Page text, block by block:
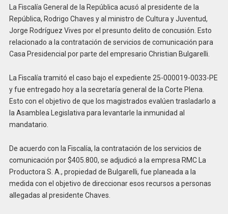
La Fiscalía General de la República acusó al presidente de la
República, Rodrigo Chaves y al ministro de Cultura y Juventud,
Jorge Rodríguez Vives por el presunto delito de concusión. Esto
relacionado a la contratación de servicios de comunicación para
Casa Presidencial por parte del empresario Christian Bulgarelli.
La Fiscalía tramitó el caso bajo el expediente 25-000019-0033-PE
y fue entregado hoy a la secretaría general de la Corte Plena.
Esto con el objetivo de que los magistrados evalúen trasladarlo a
la Asamblea Legislativa para levantarle la inmunidad al
mandatario.
De acuerdo con la Fiscalía, la contratación de los servicios de
comunicación por $405.800, se adjudicó a la empresa RMC La
Productora S. A., propiedad de Bulgarelli, fue planeada a la
medida con el objetivo de direccionar esos recursos a personas
allegadas al presidente Chaves.